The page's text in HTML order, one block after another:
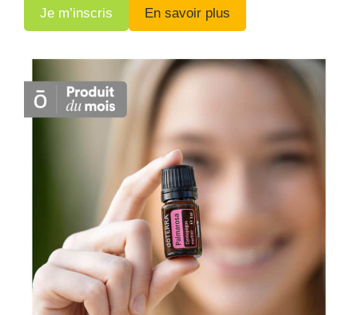
Je m’inscris En savoir plus